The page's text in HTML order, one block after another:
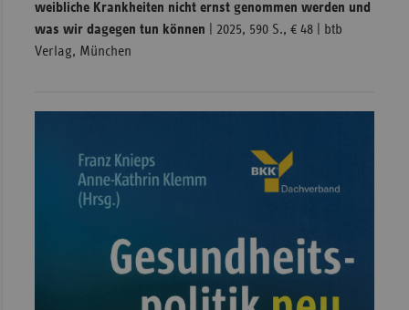
weibliche Krankheiten nicht ernst genommen werden und
was wir dagegen tun können
| 2025, 590 S., € 48 | btb
Verlag, München